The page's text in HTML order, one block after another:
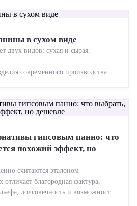
в сухом виде
двух видов: сухая и сырая.
современного производства:
гипсовым панно: что
похожий эффект, но
считаются эталоном
отличает благородная фактура,
долговечность и возможность